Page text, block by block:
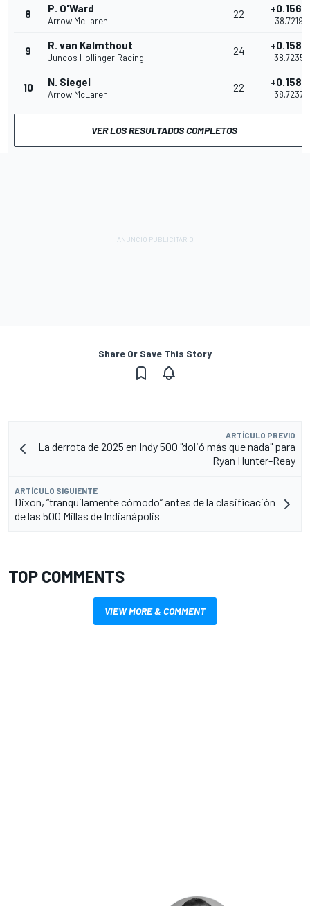
8 P. O'Ward
Arrow McLaren
22 +0.1569
38.7219
9 R. van Kalmthout
Juncos Hollinger Racing
24 +0.1585
38.7235
10 N. Siegel
Arrow McLaren
22 +0.1587
38.7237
VER LOS RESULTADOS COMPLETOS
Share Or Save This Story
ARTÍCULO PREVIO
La derrota de 2025 en Indy 500 "dolió más que nada" para
Ryan Hunter-Reay
ARTÍCULO SIGUIENTE
Dixon, “tranquilamente cómodo” antes de la clasificación
de las 500 Millas de Indianápolis
TOP COMMENTS
VIEW MORE & COMMENT